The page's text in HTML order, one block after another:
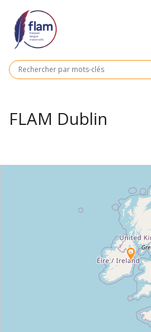
contenu
principal
FLAM Dublin